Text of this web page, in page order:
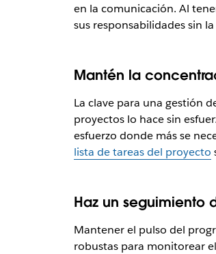
en la comunicación. Al
sus responsabilidades sin
Mantén la
La clave para una gestión
proyectos lo hace sin
esfuerzo donde más se
lista de tareas del proyecto
Haz un seguimiento
Mantener el pulso del
robustas para monitorear